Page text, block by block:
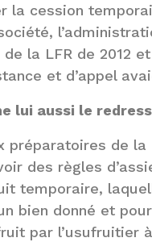
la cession
la LFR de 2012
et d’appel
lui aussi le
de la
des règles
temporaire,
bien donné et
par l’usufruitier